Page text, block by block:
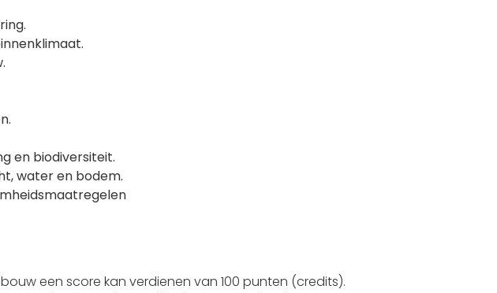
en biodiversiteit.
water en bodem.
een score kan verdienen van 100 punten (credits).